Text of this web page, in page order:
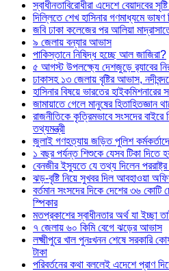
স্বাধীনতাবিরোধীরা এদেশে বেয়াদবের
দিল্লিতে শেখ হাসিনার গণমাধ্যমে
জবি ঢাকা কলেজের পর আলিয়া
৯ জেলায় বন্যার আভাস
পাকিস্তানে নিষিদ্ধ হচ্ছে আল জাজিরা?
৫ আগস্ট উপলক্ষ্যে দেশজুড়ে র‌্যাবের
ঢাকাসহ ১৩ জেলায় বৃষ্টির আভাস,
হাসিনার বিষয়ে ভারতের হাইকমিশনারের
জামায়াতে গেলে মানুষের হিতাহিতজ্ঞান
রাজনীতিকে কৃত্রিমভাবে সংসদের
তথ্যমন্ত্রী
জুলাই গণহত্যায় জড়িত পুলিশ
১ বছর পর্যন্ত শিশুকে যেসব টিকা দিতে
বেনজীর ইস্যুতে যে তথ্য দিলেন পররাষ্ট্র
ঝড়-বৃষ্টি নিয়ে সুখবর দিল আবহাওয়া
বর্তমান সংসদের দিকে দেশের ৩৬
স্পিকার
মতপ্রকাশের স্বাধীনতার অর্থ যা ইচ্ছা
৭ জেলায় ৬০ কিমি বেগে ঝড়ের আভাস
লক্ষ্মীপুরে খাল পুনঃখনন শেষে সরকারি
টাকা
পরিবর্তনের কথা বললেই এদেশে প্রাণ